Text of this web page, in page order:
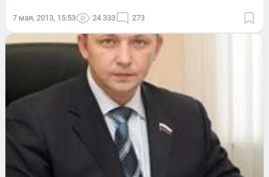
7 мая, 2013, 15:53 24 333 273